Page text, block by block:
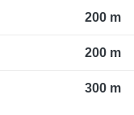
200 m
200 m
300 m